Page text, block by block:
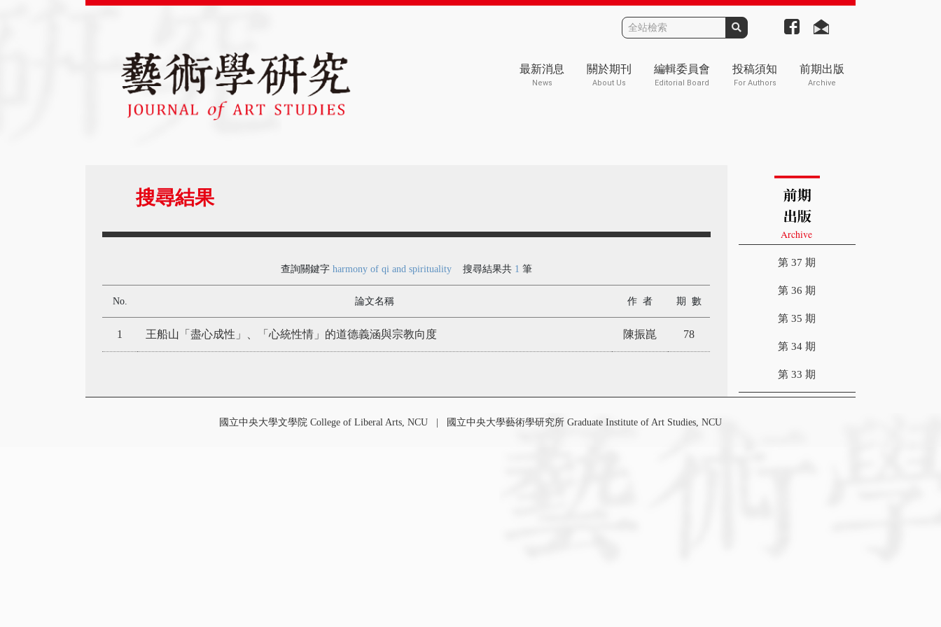
最新消息
News
關於期刊
About Us
編輯委員會
Editorial Board
投稿須知
For Authors
前期出版
Archive
搜尋結果
查詢關鍵字 harmony of qi and spirituality搜尋結果共 1 筆
No. 論文名稱 作 者 期 數
1 王船山「盡心成性」、「心統性情」的道德義涵與宗教向度 陳振崑 78
第 37 期
第 36 期
第 35 期
第 34 期
第 33 期
國立中央大學文學院 College of Liberal Arts, NCU | 國立中央大學藝術學研究所 Graduate Institute of Art Studies, NCU